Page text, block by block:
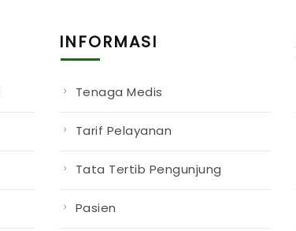
INFORMASI
Tenaga Medis
Tarif Pelayanan
Tata Tertib Pengunjung
Pasien